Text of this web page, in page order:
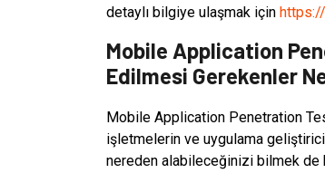
detaylı bilgiye ulaşmak için
Mobile Application
Edilmesi Gerekenler
Mobile Application Penetration
işletmelerin ve uygulama
nereden alabileceğinizi bilmek de